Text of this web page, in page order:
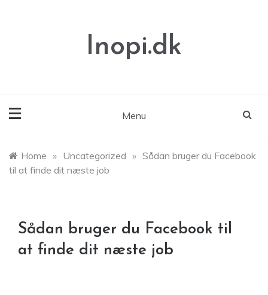
Inopi.dk
Menu
Home » Uncategorized » Sådan bruger du Facebook
til at finde dit næste job
Sådan bruger du Facebook til
at finde dit næste job